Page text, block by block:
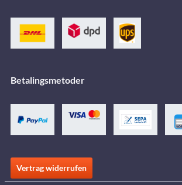
Betalingsmetoder
Vertrag widerrufen